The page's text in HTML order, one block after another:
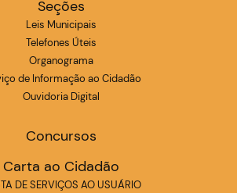
Seções
Leis Municipais
Telefones Úteis
Organograma
de Informação ao Cidadão
Ouvidoria Digital
Concursos
Carta ao Cidadão
DE SERVIÇOS AO USUÁRIO